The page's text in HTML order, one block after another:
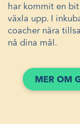
har kommit en
växla upp. I
coacher nära
nå dina mål.
MER OM